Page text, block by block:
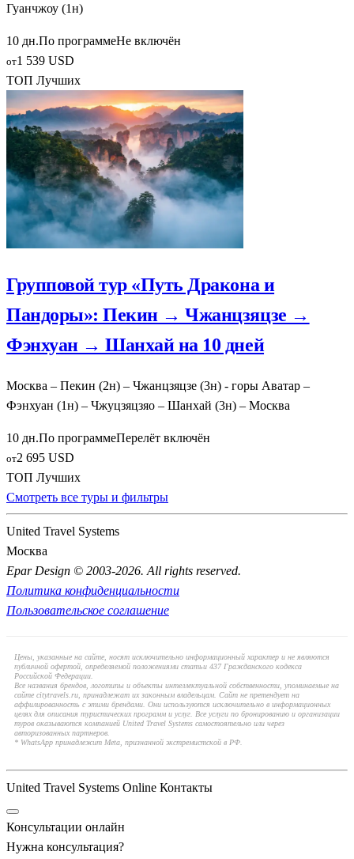
Гуанчжоу (1н)
10 дн.По программеНе включён
от1 539 USD
ТОП Лучших
Групповой тур «Путь Дракона и
Пандоры»: Пекин → Чжанцзяцзе →
Фэнхуан → Шанхай на 10 дней
Москва – Пекин (2н) – Чжанцзяцзе (3н) - горы Аватар –
Фэнхуан (1н) – Чжуцзяцзяо – Шанхай (3н) – Москва
10 дн.По программеПерелёт включён
от2 695 USD
ТОП Лучших
Смотреть все туры и фильтры
United Travel Systems
Москва
Epar Design © 2003-2026. All rights reserved.
Политика конфиденциальности
Пользовательское соглашение
Цены, указанные на сайте, носят исключительно информационный характер и не являются
публичной офертой, определяемой положениями статьи 437 Гражданского кодекса
Российской Федерации.
Все названия брендов, логотипы и объекты интеллектуальной собственности, упоминаемые на
сайте citytravels.ru, принадлежат их законным владельцам. Сайт не претендует на
аффилированность с этими брендами. Они используются исключительно в информационных
целях для описания туристических программ и услуг. Все услуги по бронированию и организации
туров оказываются компанией United Travel Systems самостоятельно или через
авторизованных партнеров.
* WhatsApp принадлежит Meta, признанной экстремистской в РФ.
United Travel Systems Online Контакты
Консультации онлайн
Нужна консультация?